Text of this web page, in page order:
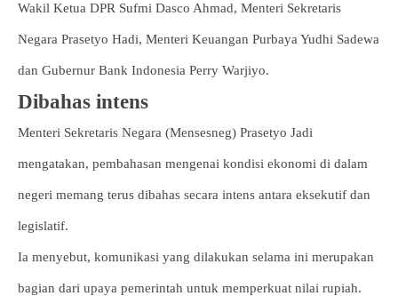
Wakil Ketua DPR Sufmi Dasco Ahmad, Menteri Sekretaris
Negara Prasetyo Hadi, Menteri Keuangan Purbaya Yudhi Sadewa
dan Gubernur Bank Indonesia Perry Warjiyo.
Dibahas intens
Menteri Sekretaris Negara (Mensesneg) Prasetyo Jadi
mengatakan, pembahasan mengenai kondisi ekonomi di dalam
negeri memang terus dibahas secara intens antara eksekutif dan
legislatif.
Ia menyebut, komunikasi yang dilakukan selama ini merupakan
bagian dari upaya pemerintah untuk memperkuat nilai rupiah.